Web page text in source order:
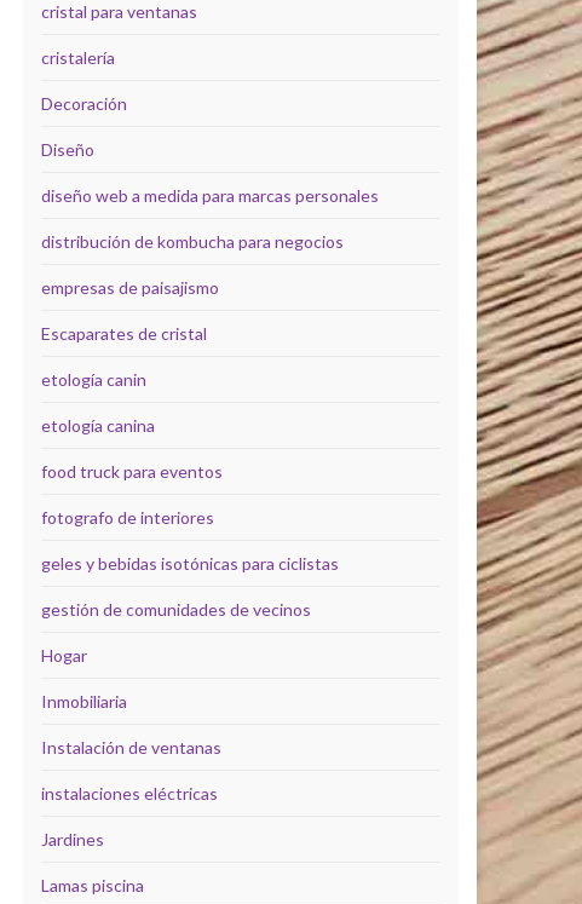
cristal para ventanas
cristalería
Decoración
Diseño
diseño web a medida para marcas personales
distribución de kombucha para negocios
empresas de paisajismo
Escaparates de cristal
etología canin
etología canina
food truck para eventos
fotografo de interiores
geles y bebidas isotónicas para ciclistas
gestión de comunidades de vecinos
Hogar
Inmobiliaria
Instalación de ventanas
instalaciones eléctricas
Jardines
Lamas piscina